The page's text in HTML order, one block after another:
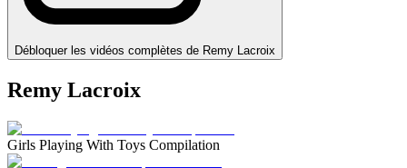
Débloquer les vidéos complètes de Remy Lacroix
Remy Lacroix
Girls Playing With Toys Compilation